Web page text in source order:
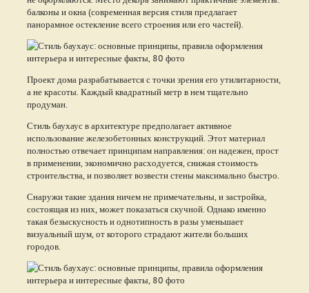
балконы и окна (современная версия стиля предлагает
панорамное остекление всего строения или его частей).
Проект дома разрабатывается с точки зрения его утилитарности,
а не красоты. Каждый квадратный метр в нем тщательно
продуман.
Стиль баухаус в архитектуре предполагает активное
использование железобетонных конструкций. Этот материал
полностью отвечает принципам направления: он надежен, прост
в применении, экономично расходуется, снижая стоимость
строительства, и позволяет возвести стены максимально быстро.
Снаружи такие здания ничем не примечательны, и застройка,
состоящая из них, может показаться скучной. Однако именно
такая безыскусность и однотипность в разы уменьшает
визуальный шум, от которого страдают жители больших
городов.